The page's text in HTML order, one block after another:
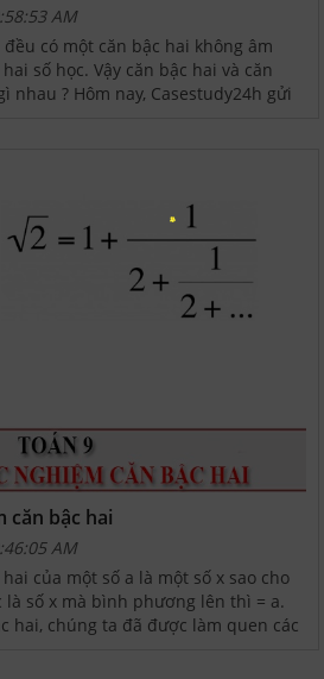
AM
có một căn bậc hai không âm
số học. Vậy căn bậc hai và căn
nhau ? Hôm nay, Casestudy24h gửi
căn bậc hai
AM
của một số a là một số x sao cho
là số x mà bình phương lên thì = a.
hai, chúng ta đã được làm quen các